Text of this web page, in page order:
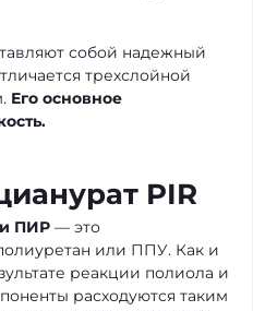
собой надежный
трехслойной
Его основное
PIR
ПИР — это
или ППУ. Как и
реакции полиола и
расходуются таким